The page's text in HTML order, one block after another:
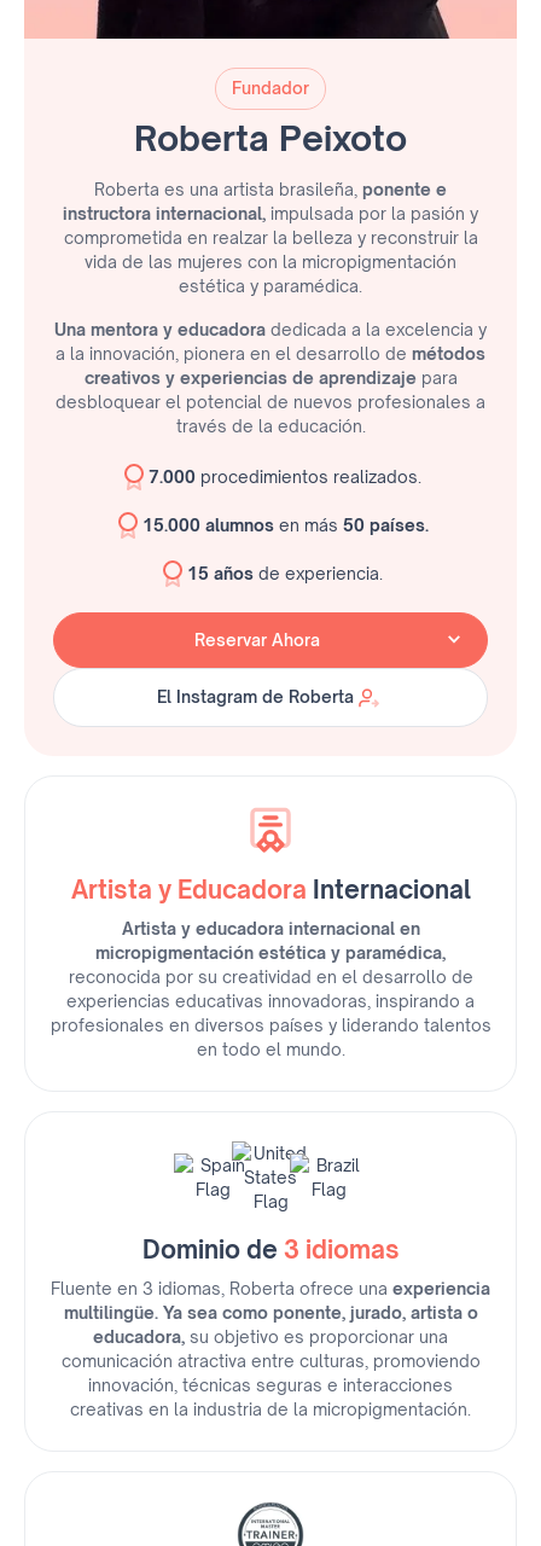
Artista y Educadora Internacional
Artista y educadora internacional en
micropigmentación estética y paramédica,
reconocida por su creatividad en el desarrollo de
experiencias educativas innovadoras, inspirando a
profesionales en diversos países y liderando talentos
en todo el mundo.
Dominio de 3 idiomas
Fluente en 3 idiomas, Roberta ofrece una experiencia
multilingüe. Ya sea como ponente, jurado, artista o
educadora, su objetivo es proporcionar una
comunicación atractiva entre culturas, promoviendo
innovación, técnicas seguras e interacciones
creativas en la industria de la micropigmentación.
Fundador
Roberta Peixoto
Roberta es una artista brasileña, ponente e
instructora internacional, impulsada por la pasión y
comprometida en realzar la belleza y reconstruir la
vida de las mujeres con la micropigmentación
estética y paramédica.
Una mentora y educadora dedicada a la excelencia y
a la innovación, pionera en el desarrollo de métodos
creativos y experiencias de aprendizaje para
desbloquear el potencial de nuevos profesionales a
través de la educación.
7.000 procedimientos realizados.
15.000 alumnosen más 50 países.
15 años de experiencia.
Reservar Ahora
El Instagram de Roberta
El Instagram de Roberta